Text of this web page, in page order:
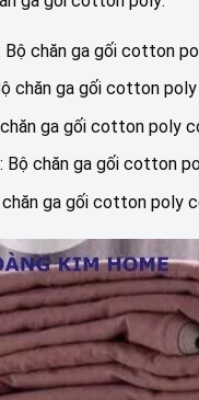
Bộ chăn ga gối cotton
chăn ga gối cotton
chăn ga gối cotton poly
Bộ chăn ga gối cotton
chăn ga gối cotton poly